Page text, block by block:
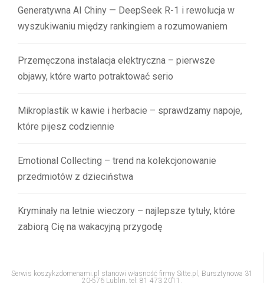
Generatywna AI Chiny — DeepSeek R-1 i rewolucja w
wyszukiwaniu między rankingiem a rozumowaniem
Przemęczona instalacja elektryczna – pierwsze
objawy, które warto potraktować serio
Mikroplastik w kawie i herbacie – sprawdzamy napoje,
które pijesz codziennie
Emotional Collecting – trend na kolekcjonowanie
przedmiotów z dzieciństwa
Kryminały na letnie wieczory – najlepsze tytuły, które
zabiorą Cię na wakacyjną przygodę
Serwis koszykzdomenami.pl stanowi własność firmy Sitte.pl, Bursztynowa 31
20-576 Lublin, tel: 81 473 2011.